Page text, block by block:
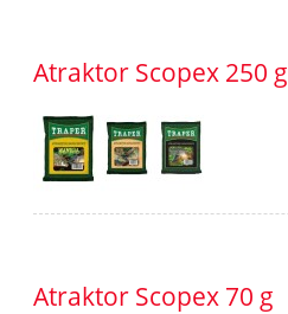
Atraktor Scopex 250 g
Atraktor Scopex 70 g